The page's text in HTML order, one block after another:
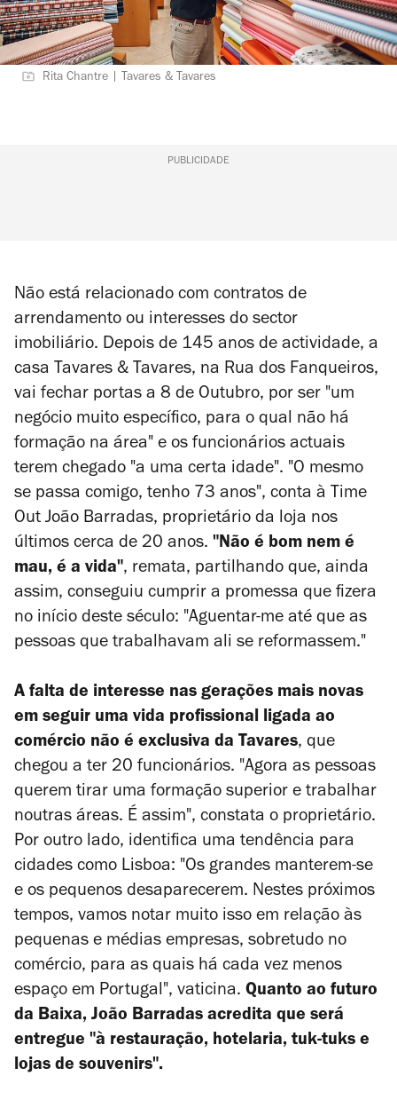
Rita Chantre | Tavares & Tavares
PUBLICIDADE
Não está relacionado com contratos de
arrendamento ou interesses do sector
imobiliário. Depois de 145 anos de actividade, a
casa Tavares & Tavares, na Rua dos Fanqueiros,
vai fechar portas a 8 de Outubro, por ser "um
negócio muito específico, para o qual não há
formação na área" e os funcionários actuais
terem chegado "a uma certa idade". "O mesmo
se passa comigo, tenho 73 anos", conta à Time
Out João Barradas, proprietário da loja nos
últimos cerca de 20 anos. "Não é bom nem é
mau, é a vida", remata, partilhando que, ainda
assim, conseguiu cumprir a promessa que fizera
no início deste século: "Aguentar-me até que as
pessoas que trabalhavam ali se reformassem."
A falta de interesse nas gerações mais novas
em seguir uma vida profissional ligada ao
comércio não é exclusiva da Tavares, que
chegou a ter 20 funcionários. "Agora as pessoas
querem tirar uma formação superior e trabalhar
noutras áreas. É assim", constata o proprietário.
Por outro lado, identifica uma tendência para
cidades como Lisboa: "Os grandes manterem-se
e os pequenos desaparecerem. Nestes próximos
tempos, vamos notar muito isso em relação às
pequenas e médias empresas, sobretudo no
comércio, para as quais há cada vez menos
espaço em Portugal", vaticina. Quanto ao futuro
da Baixa, João Barradas acredita que será
entregue "à restauração, hotelaria, tuk-tuks e
lojas de souvenirs".